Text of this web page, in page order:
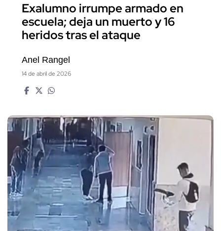
Exalumno irrumpe armado en
escuela; deja un muerto y 16
heridos tras el ataque
Anel Rangel
14 de abril de 2026